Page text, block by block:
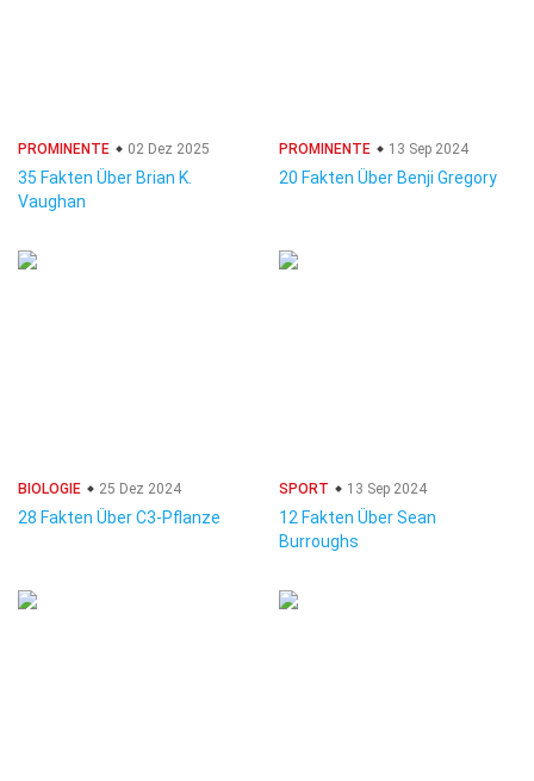
PROMINENTE 02 Dez 2025
35 Fakten Über Brian K.
Vaughan
PROMINENTE 13 Sep 2024
20 Fakten Über Benji Gregory
BIOLOGIE 25 Dez 2024
28 Fakten Über C3-Pflanze
SPORT 13 Sep 2024
12 Fakten Über Sean
Burroughs